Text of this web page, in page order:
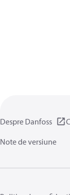
Despre Danfoss
Note de versiune